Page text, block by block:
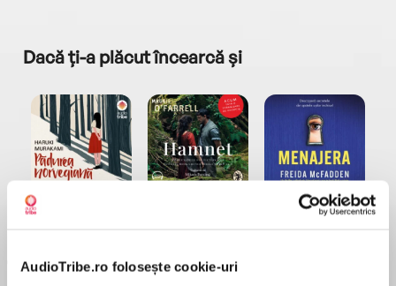
AudioTribe.ro folosește cookie-uri
Dacă ți-a plăcut încearcă și
Pădurea norvegiană Menajera